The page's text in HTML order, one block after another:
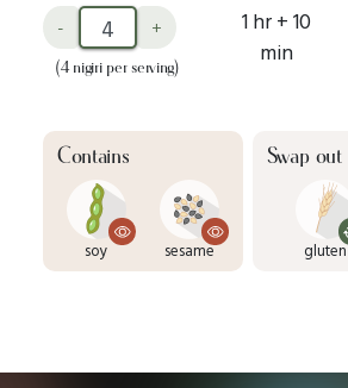
- +
(4 nigiri per serving)
1 hr + 10
min
Contains
soy sesame
Swap out
gluten